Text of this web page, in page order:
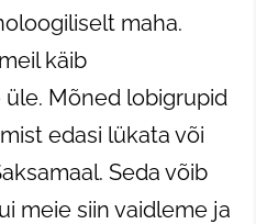
maha.
käib
Mõned lobigrupid
edasi lükata või
Seda võib
meie siin vaidleme ja